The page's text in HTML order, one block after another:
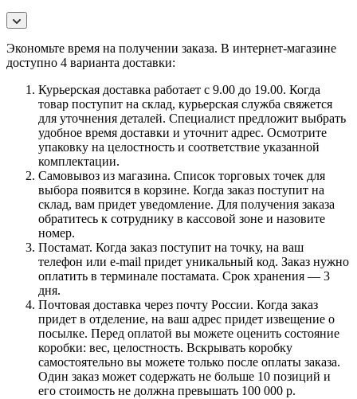
Экономьте время на получении заказа. В интернет-магазине
доступно 4 варианта доставки:
Курьерская доставка работает с 9.00 до 19.00. Когда
товар поступит на склад, курьерская служба свяжется
для уточнения деталей. Специалист предложит выбрать
удобное время доставки и уточнит адрес. Осмотрите
упаковку на целостность и соответствие указанной
комплектации.
Самовывоз из магазина. Список торговых точек для
выбора появится в корзине. Когда заказ поступит на
склад, вам придет уведомление. Для получения заказа
обратитесь к сотруднику в кассовой зоне и назовите
номер.
Постамат. Когда заказ поступит на точку, на ваш
телефон или e-mail придет уникальный код. Заказ нужно
оплатить в терминале постамата. Срок хранения — 3
дня.
Почтовая доставка через почту России. Когда заказ
придет в отделение, на ваш адрес придет извещение о
посылке. Перед оплатой вы можете оценить состояние
коробки: вес, целостность. Вскрывать коробку
самостоятельно вы можете только после оплаты заказа.
Один заказ может содержать не больше 10 позиций и
его стоимость не должна превышать 100 000 р.